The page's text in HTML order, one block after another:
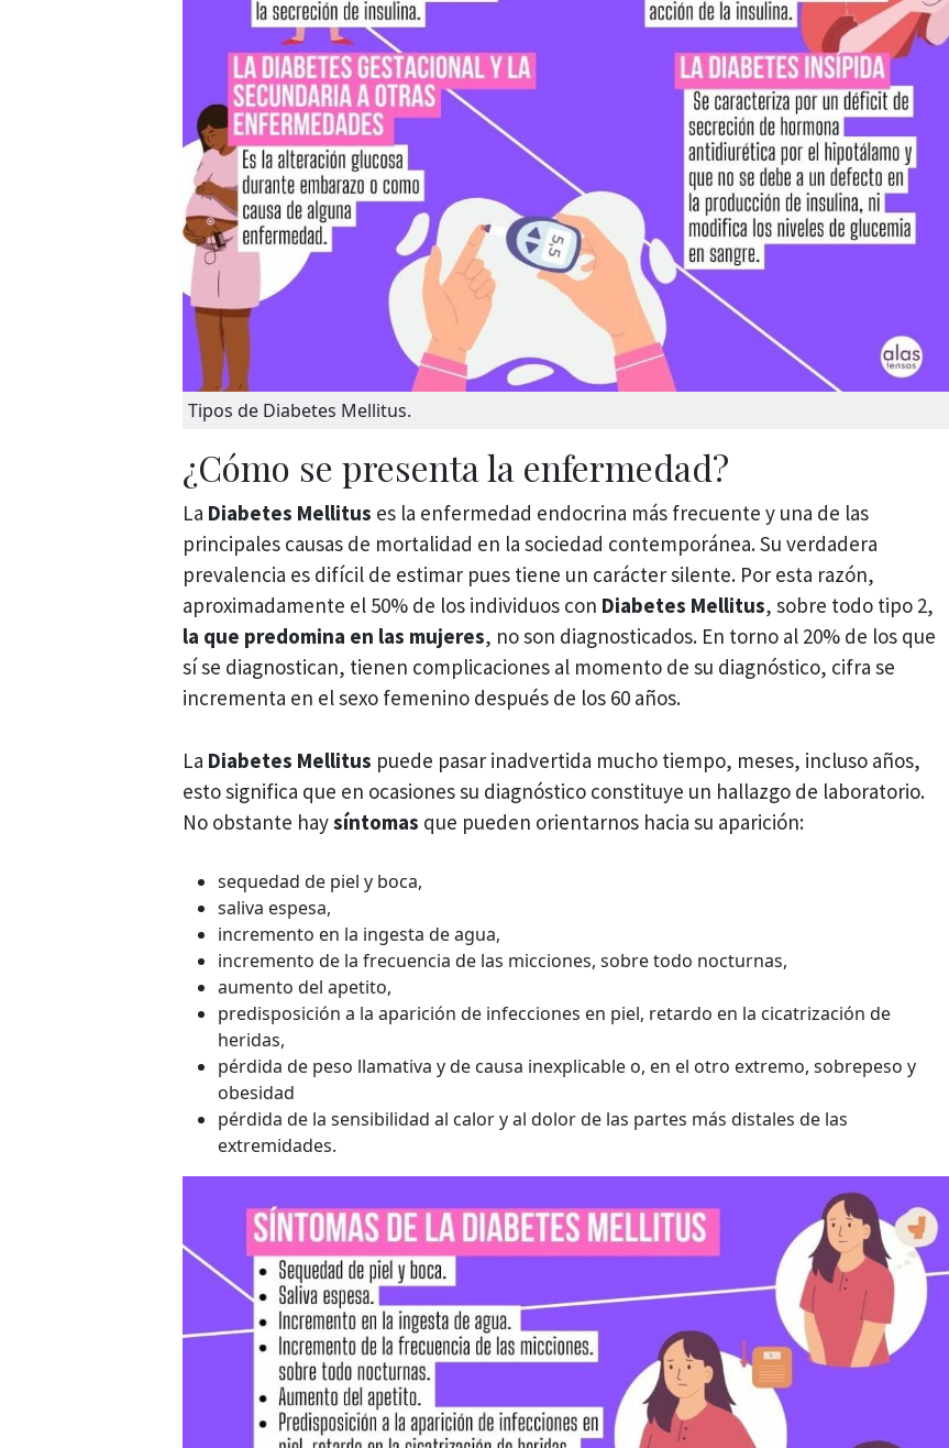
Tipos de Diabetes Mellitus.
¿Cómo se presenta la enfermedad?
La Diabetes Mellitus es la enfermedad endocrina más frecuente y una de las
principales causas de mortalidad en la sociedad contemporánea. Su verdadera
prevalencia es difícil de estimar pues tiene un carácter silente. Por esta razón,
aproximadamente el 50% de los individuos con Diabetes Mellitus, sobre todo tipo 2,
la que predomina en las mujeres, no son diagnosticados. En torno al 20% de los que
sí se diagnostican, tienen complicaciones al momento de su diagnóstico, cifra se
incrementa en el sexo femenino después de los 60 años.
La Diabetes Mellitus puede pasar inadvertida mucho tiempo, meses, incluso años,
esto significa que en ocasiones su diagnóstico constituye un hallazgo de laboratorio.
No obstante haysíntomas que pueden orientarnos hacia su aparición:
sequedad de piel y boca,
saliva espesa,
incremento en la ingesta de agua,
incremento de la frecuencia de las micciones, sobre todo nocturnas,
aumento del apetito,
predisposición a la aparición de infecciones en piel, retardo en la cicatrización de
heridas,
pérdida de peso llamativa y de causa inexplicable o, en el otro extremo, sobrepeso y
obesidad
pérdida de la sensibilidad al calor y al dolor de las partes más distales de las
extremidades.